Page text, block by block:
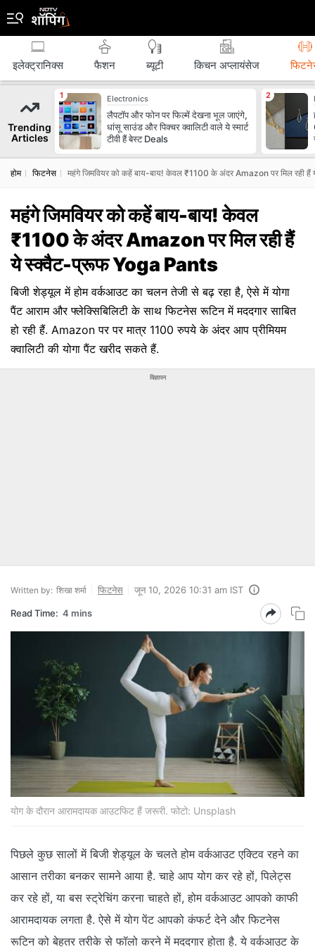
इलेक्ट्रानिक्स फैशन ब्‍यूटी किचन अप्लायंसेज
Trending
Articles
Electronics
लैपटॉप और फोन पर फिल्में देखना भूल जाएंगे,
धांसू साउंड और पिक्चर क्वालिटी वाले ये स्मार्ट
टीवी हैं बेस्ट Deals
होम फिटनेस महंगे जिमवियर को कहें बाय-बाय! केवल ₹1100 के अंदर Amazon पर मिल रही
महंगे जिमवियर को कहें बाय-बाय! केवल
₹1100 के अंदर Amazon पर मिल रही हैं
ये स्क्वैट-प्रूफ Yoga Pants
बिजी शेड्यूल में होम वर्कआउट का चलन तेजी से बढ़ रहा है, ऐसे में योगा
पैंट आराम और फ्लेक्सिबिलिटी के साथ फिटनेस रूटिन में मददगार साबित
हो रही हैं. Amazon पर पर मात्र 1100 रुपये के अंदर आप प्रीमियम
क्‍वालिटी की योगा पैंट खरीद सकते हैं.
विज्ञापन
Written by: शिखा शर्मा फिटनेस जून 10, 2026 10:31 am IST
Read Time: 4 mins
योग के दौरान आरामदायक आउटफिट हैं जरूरी. फोटो: Unsplash
पिछले कुछ सालों में बिजी शेड्यूल के चलते होम वर्कआउट एक्टिव रहने का
आसान तरीका बनकर सामने आया है. चाहे आप योग कर रहे हों, पिलेट्स
कर रहे हों, या बस स्ट्रेचिंग करना चाहते हों, होम वर्कआउट आपको काफी
आरामदायक लगता है. ऐसे में योग पेंट आपको कंफर्ट देने और फिटनेस
रूटिन को बेहतर तरीके से फॉलो करने में मददगार होता है. ये वर्कआउट के